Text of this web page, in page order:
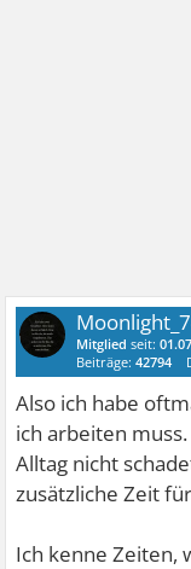
Mitglied seit:
Beiträge:42794
Also ich habe
ich arbeiten
Alltag nicht
zusätzliche Zeit
Ich kenne Zeiten,